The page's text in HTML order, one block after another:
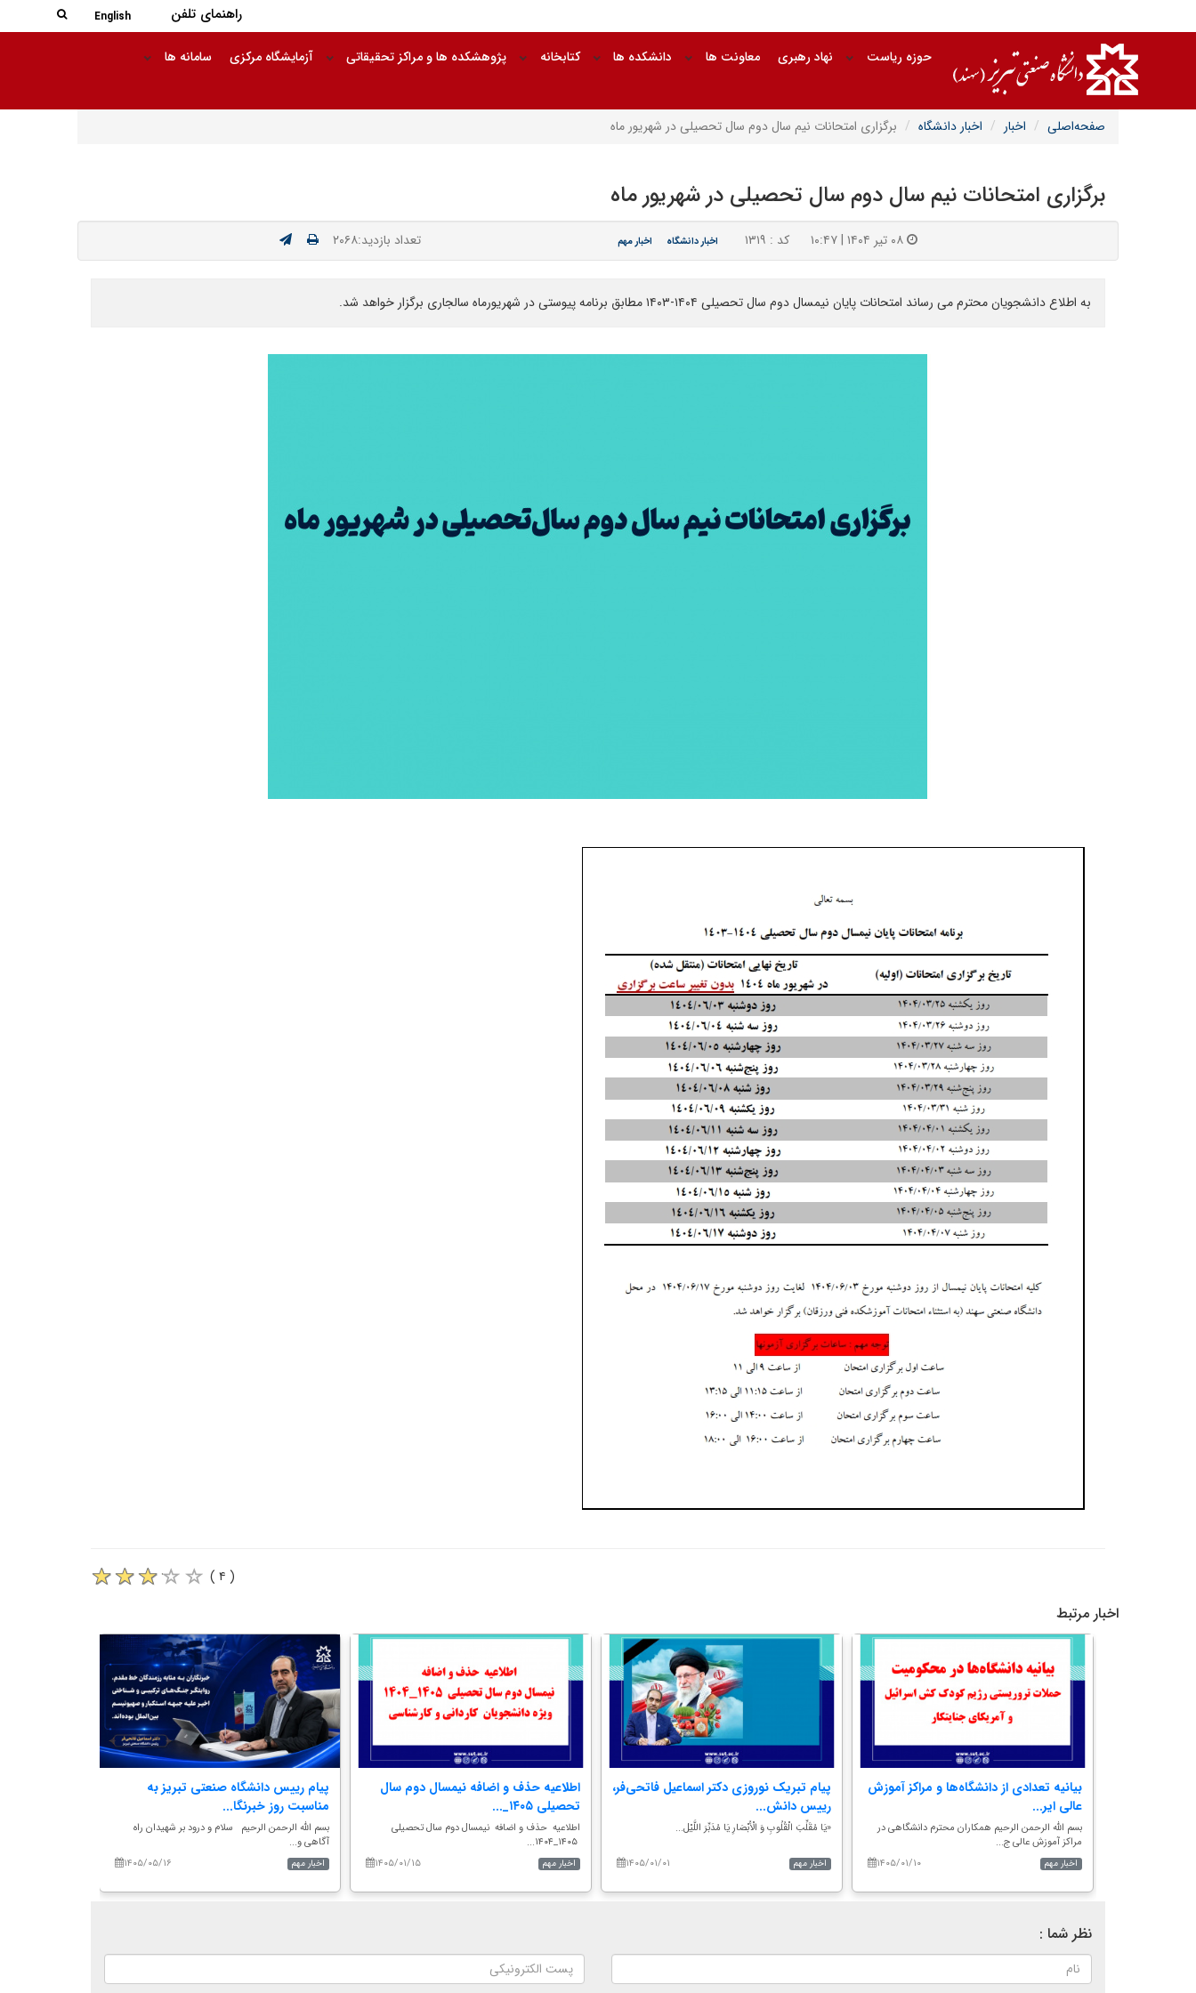
راهنمای تلفن جستجو English
حوزه ریاست نهاد رهبری معاونت ها دانشکده ها کتابخانه پژوهشکده ها و مراکز تحقیقاتی آزمایشگاه مرکزی سامانه ها
صفحه‌اصلی اخبار اخبار دانشگاه برگزاری امتحانات نیم سال دوم سال تحصیلی در شهریور ماه
برگزاری امتحانات نیم سال دوم سال تحصیلی در شهریور ماه
۰۸ تیر ۱۴۰۴ | ۱۰:۴۷ کد : ۱۳۱۹ اخبار دانشگاه اخبار مهم تعداد بازدید:۲۰۶۸
به اطلاع دانشجویان محترم می رساند امتحانات پایان نیمسال دوم سال تحصیلی ۱۴۰۴-۱۴۰۳ مطابق برنامه پیوستی در شهریورماه سالجاری برگزار خواهد شد.
( ۴ )
اخبار مرتبط
پیام رییس دانشگاه صنعتی تبریز به
مناسبت روز خبرنگا...
بسم الله الرحمن الرحیم سلام و درود بر شهیدان راه
آگاهی و...
۱۴۰۵/۰۵/۱۶
اخبار مهم
اطلاعیه حذف و اضافه نیمسال دوم سال
تحصیلی ۱۴۰۵_...
اطلاعیه حذف و اضافه نیمسال دوم سال تحصیلی
۱۴۰۵/۰۱/۱۵
اخبار مهم
پیام تبریک نوروزی دکتر اسماعیل فاتحی‌فر،
رییس دانش...
«یَا مُقَلِّبَ الْقُلُوبِ وَ الْأَبْصَارِ یَا مُدَبِّرَ اللَّیْل...
۱۴۰۵/۰۱/۰۱ اخبار مهم
بیانیه تعدادی از دانشگاه‌ها و مراکز آموزش
عالی ایر...
بسم الله الرحمن الرحیم همکاران محترم دانشگاهی در
مراکز آموزش عالی ج...
۱۴۰۵/۰۱/۱۰
اخبار مهم
نظر شما :